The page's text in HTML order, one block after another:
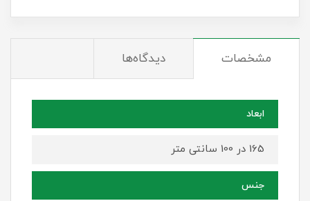
مشخصات دیدگاه‌ها
ابعاد
165 در 100 سانتی متر
جنس